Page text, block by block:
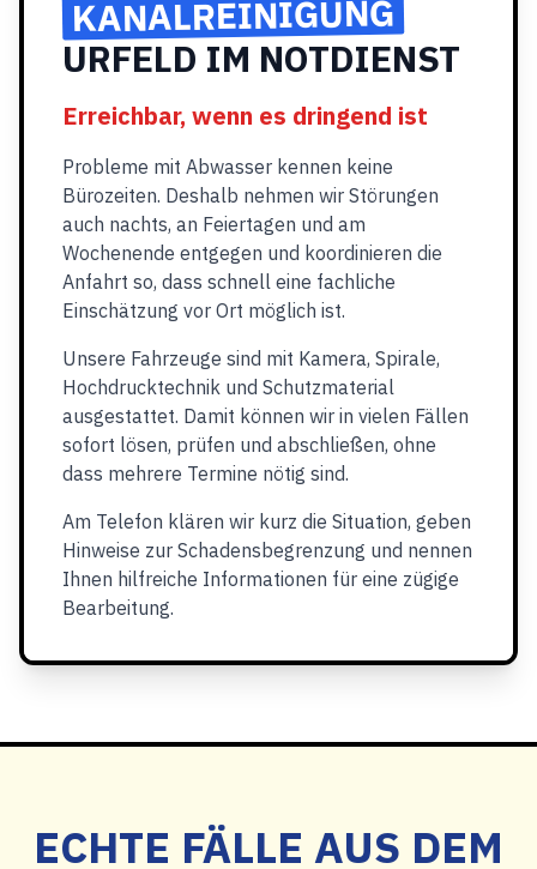
KANALREINIGUNG
URFELD IM NOTDIENST
Erreichbar, wenn es dringend ist
Probleme mit Abwasser kennen keine
Bürozeiten. Deshalb nehmen wir Störungen
auch nachts, an Feiertagen und am
Wochenende entgegen und koordinieren die
Anfahrt so, dass schnell eine fachliche
Einschätzung vor Ort möglich ist.
Unsere Fahrzeuge sind mit Kamera, Spirale,
Hochdrucktechnik und Schutzmaterial
ausgestattet. Damit können wir in vielen Fällen
sofort lösen, prüfen und abschließen, ohne
dass mehrere Termine nötig sind.
Am Telefon klären wir kurz die Situation, geben
Hinweise zur Schadensbegrenzung und nennen
Ihnen hilfreiche Informationen für eine zügige
Bearbeitung.
ECHTE FÄLLE AUS DEM